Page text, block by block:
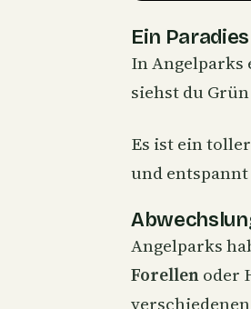
Ein
In Angelparks
siehst du
Es ist ein
und
Angelparks
Forellenoder